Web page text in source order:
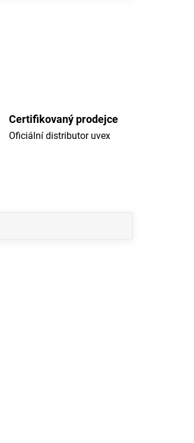
Certifikovaný prodejce
Oficiální distributor uvex